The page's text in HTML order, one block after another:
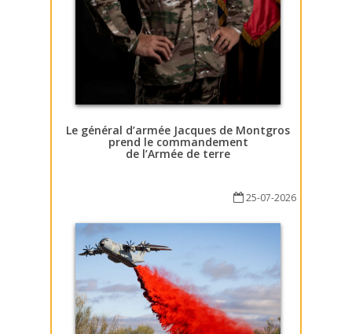
Le général d’armée Jacques de Montgros
prend le commandement
de l’Armée de terre
25-07-2026